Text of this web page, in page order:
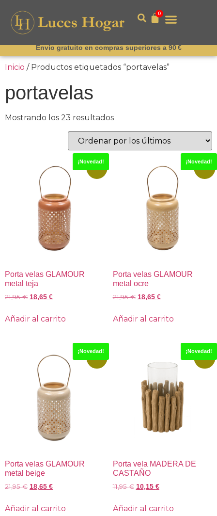
0
Envío gratuito en compras superiores a 90 €
Inicio / Productos etiquetados “portavelas”
portavelas
Mostrando los 23 resultados
¡Novedad!
Porta velas GLAMOUR
metal teja
21,95€ 18,65 €
Añadir al carrito
¡Novedad!
Porta velas GLAMOUR
metal ocre
21,95€ 18,65 €
Añadir al carrito
¡Novedad!
Porta velas GLAMOUR
metal beige
21,95€ 18,65 €
Añadir al carrito
¡Novedad!
Porta vela MADERA DE
CASTAÑO
11,95€ 10,15 €
Añadir al carrito